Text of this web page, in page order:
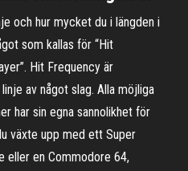
och hur mycket du i längden i
som kallas för “Hit
Hit Frequency är
av något slag. Alla möjliga
har sin egna sannolikhet för
växte upp med ett Super
eller en Commodore 64,